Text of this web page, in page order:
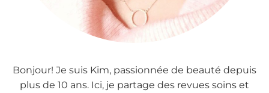
Bonjour! Je suis Kim, passionnée de beauté depuis
plus de 10 ans. Ici, je partage des revues soins et